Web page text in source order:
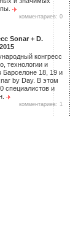
комментариев: 0
Sonar + D.
конгресс
технологии и
Барселоне 18, 19 и
by Day. В этом
специалистов и
комментариев: 1